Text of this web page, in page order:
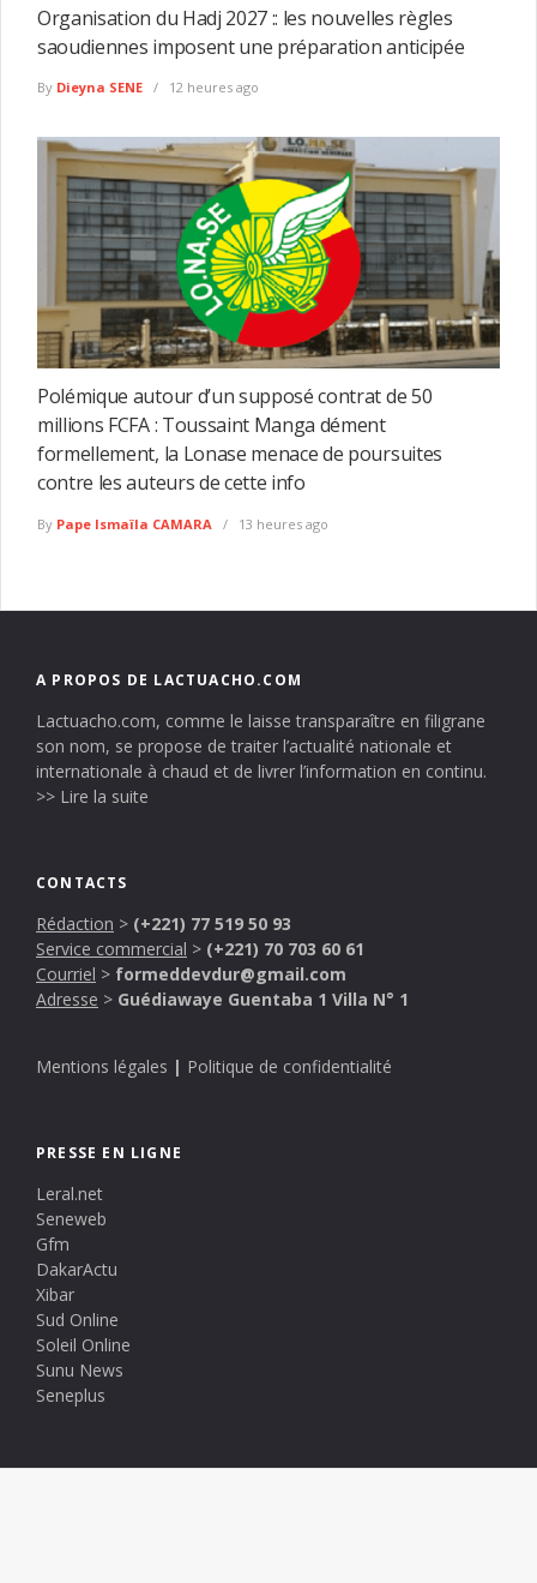
Organisation du Hadj 2027 :: les nouvelles règles
saoudiennes imposent une préparation anticipée
By Dieyna SENE 12 heures ago
Polémique autour d’un supposé contrat de 50
millions FCFA : Toussaint Manga dément
formellement, la Lonase menace de poursuites
contre les auteurs de cette info
By Pape Ismaïla CAMARA 13 heures ago
A PROPOS DE LACTUACHO.COM
Lactuacho.com, comme le laisse transparaître en filigrane
son nom, se propose de traiter l’actualité nationale et
internationale à chaud et de livrer l’information en continu.
>> Lire la suite
CONTACTS
Rédaction > (+221) 77 519 50 93
Service commercial > (+221) 70 703 60 61
Courriel > formeddevdur@gmail.com
Adresse > Guédiawaye Guentaba 1 Villa N° 1
Mentions légales | Politique de confidentialité
PRESSE EN LIGNE
Leral.net
Seneweb
Gfm
DakarActu
Xibar
Sud Online
Soleil Online
Sunu News
Seneplus